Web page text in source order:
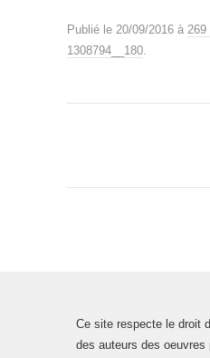
Publié le 20/09/2016 à 269
1308794__180.
Ce site respecte le droit
des auteurs des oeuvres